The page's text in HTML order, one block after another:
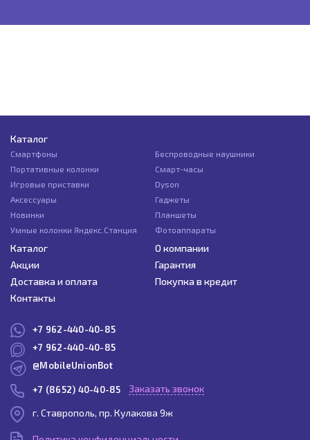
Каталог
Смартфоны
Беспроводные наушники
Портативные колонки
Смарт-часы
Игровые приставки
Dyson
Аксессуары
Гаджеты
Новинки
Планшеты
Умные колонки Яндекс.Станция
Фотоаппараты
Каталог
О компании
Акции
Гарантия
Доставка и оплата
Покупка в кредит
Контакты
+7 962-440-40-85
+7 962-440-40-85
@MobileUnionBot
+7 (8652) 40-40-85 Заказать звонок
г. Ставрополь, пр. Кулакова 9ж